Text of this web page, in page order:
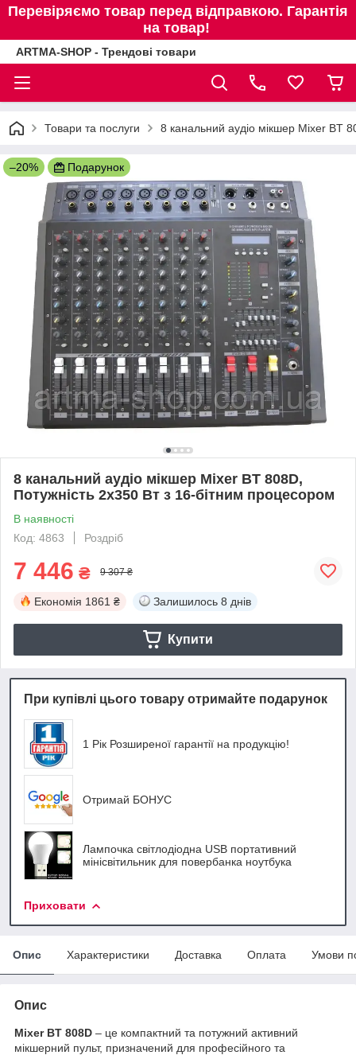
Перевіряємо товар перед відправкою. Гарантія
на товар!
ARTMA-SHOP - Трендові товари
Товари та послуги 8 канальний аудіо мікшер Mixer BT
–20% Подарунок
8 канальний аудіо мікшер Mixer BT 808D,
Потужність 2x350 Вт з 16-бітним процесором
В наявності
Код: 4863
Роздріб
7 446 ₴ 9 307 ₴
Економія 1861 ₴ Залишилось 8 днів
Купити
При купівлі цього товару отримайте подарунок
1 Рік Розширеної гарантії на продукцію!
Отримай БОНУС
Лампочка світлодіодна USB портативний
мінісвітильник для повербанка ноутбука
Приховати
Опис Характеристики Доставка Оплата Умови
Опис
Mixer BT 808D – це компактний та потужний активний
мікшерний пульт, призначений для професійного та